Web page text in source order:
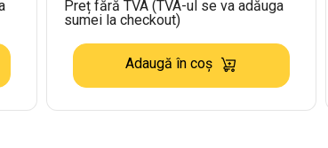
Preț fără TVA (TVA-ul se va adăuga
sumei la checkout)
Adaugă în coș